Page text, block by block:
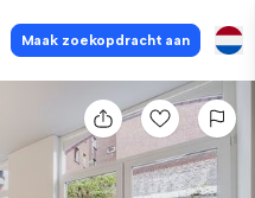
Maak zoekopdracht aan